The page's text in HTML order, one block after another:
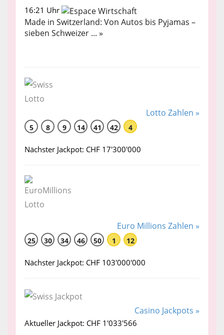
16:21 Uhr
Made in Switzerland: Von Autos bis Pyjamas –
sieben Schweizer ... »
Lotto Zahlen »
5 8 9 14 41 42 4
Nächster Jackpot: CHF 17'300'000
Euro Millions Zahlen »
25 30 34 46 50 1 12
Nächster Jackpot: CHF 103'000'000
Casino Jackpots »
Aktueller Jackpot: CHF 1'033'566